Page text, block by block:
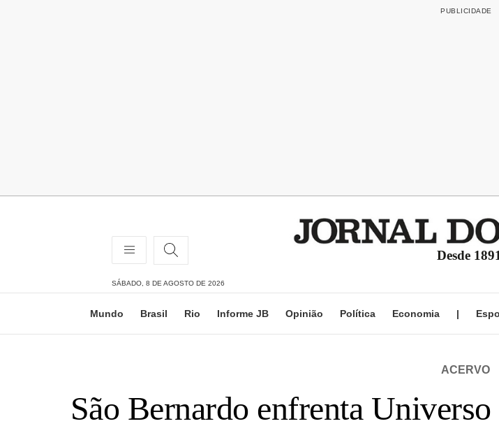
Desde 1891
SÁBADO, 8 DE AGOSTO DE 2026
Mundo Brasil Rio Informe JB Opinião Política Economia |
ACERVO
São Bernardo enfrenta